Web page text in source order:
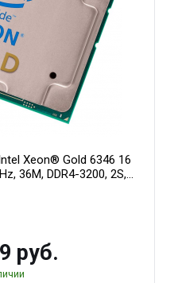
Xeon® Gold 6346 16
36M, DDR4-3200, 2S,
руб.